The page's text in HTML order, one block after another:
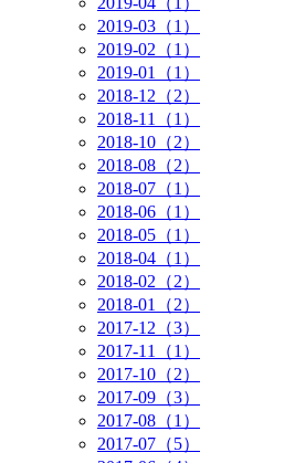
2019-03（1）
2019-02（1）
2019-01（1）
2018-12（2）
2018-11（1）
2018-10（2）
2018-08（2）
2018-07（1）
2018-06（1）
2018-05（1）
2018-04（1）
2018-02（2）
2018-01（2）
2017-12（3）
2017-11（1）
2017-10（2）
2017-09（3）
2017-08（1）
2017-07（5）